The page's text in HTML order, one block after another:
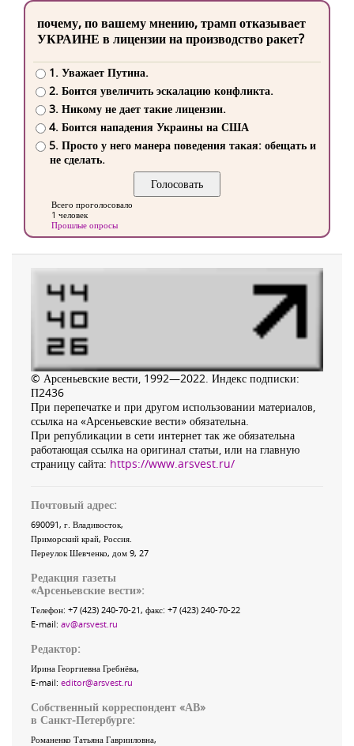
почему, по вашему мнению, трамп отказывает
УКРАИНЕ в лицензии на производство ракет?
1. Уважает Путина.
2. Боится увеличить эскалацию конфликта.
3. Никому не дает такие лицензии.
4. Боится нападения Украины на США
5. Просто у него манера поведения такая: обещать и
не сделать.
Всего проголосовало
1 человек
Прошлые опросы
© Арсеньевские вести, 1992—2022. Индекс подписки:
П2436
При перепечатке и при другом использовании материалов,
ссылка на «Арсеньевские вести» обязательна.
При републикации в сети интернет так же обязательна
работающая ссылка на оригинал статьи, или на главную
страницу сайта: https://www.arsvest.ru/
Почтовый адрес:
690091, г. Владивосток,
Приморский край, Россия
Переулок Шевченко, дом 9, 27
Редакция газеты
«Арсеньевские вести»:
Телефон: +7 (423) 240-70-21, факс: +7 (423) 240-70-22
E-mail: av@arsvest.ru
Редактор:
Ирина Георгиевна Гребнёва,
E-mail: editor@arsvest.ru
Собственный корреспондент «АВ»
в Санкт-Петербурге:
Романенко Татьяна Гаврииловна,